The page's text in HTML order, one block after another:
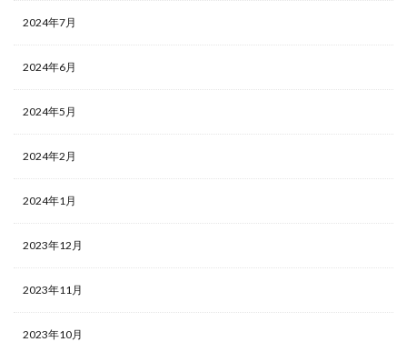
2024年7月
2024年6月
2024年5月
2024年2月
2024年1月
2023年12月
2023年11月
2023年10月